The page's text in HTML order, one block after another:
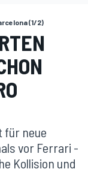
(1/2)
für neue
vor Ferrari -
Kollision und